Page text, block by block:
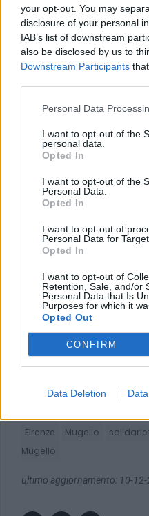
your opt-out. You may
disclosure of your personal
IAB’s list of downstream
also be disclosed by us to
Downstream Participants
Personal Data
I want to opt-out of the
personal data.
Opted In
I want to opt-out of the
Personal Data.
Opted In
I want to opt-out of
Personal Data for
Opted In
I want to opt-out of
Retention, Sale, and/or
Personal Data that Is
Purposes for which it
Opted Out
CONFIRM
Data Deletion
ringraziarmi. E’ stato un
dispiaciuto che il garage
praticato loro solo uno
pagassero ed ho
Stasera aspetto una
ho ancora stanze. Rinnovo
io sono qua”.
Grazie Francesco,
origine a una catena
del Natale e tutti sono più
Per chi ha necessità:
B&B Martindago, Corso
3939324534
Firenze Mugello
Mugello
ultimo aggiornamento: 10-